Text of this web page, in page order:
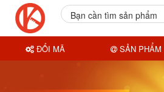
Bạn cần tìm sản phẩm
ĐỔI MÃ SẢN PHẨM